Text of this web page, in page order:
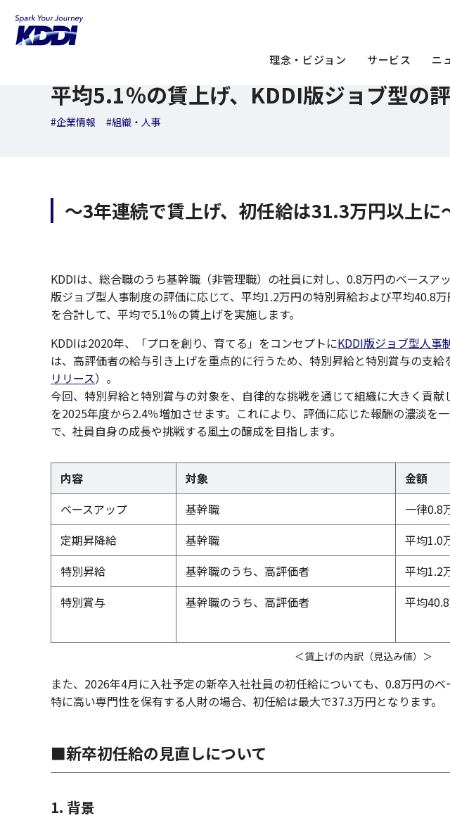
理念・ビジョン サービス ニ
KDDI ニュースルーム
平均5.1％の賃上げ、KDDI版ジョブ型の
#企業情報 #組織・人事
～3年連続で賃上げ、初任給は31.3万円以上に
KDDIは、総合職のうち基幹職（非管理職）の社員に対し、0.8万円のベースア
版ジョブ型人事制度の評価に応じて、平均1.2万円の特別昇給および平均40.8
を合計して、平均で5.1％の賃上げを実施します。
KDDIは2020年、「プロを創り、育てる」をコンセプトにKDDI版ジョブ型人事
は、高評価者の給与引き上げを重点的に行うため、特別昇給と特別賞与の支給
リリース）。
今回、特別昇給と特別賞与の対象を、自律的な挑戦を通じて組織に大きく貢
を2025年度から2.4％増加させます。これにより、評価に応じた報酬の濃淡を
で、社員自身の成長や挑戦する風土の醸成を目指します。
内容 対象 金額
ベースアップ
基幹職 一律0.8
定期昇降給
基幹職 平均1.0
特別昇給
基幹職のうち、高評価者 平均1.2
特別賞与
基幹職のうち、高評価者 平均
＜賃上げの内訳（見込み値）＞
また、2026年4月に入社予定の新卒入社社員の初任給についても、0.8万円のベ
特に高い専門性を保有する人財の場合、初任給は最大で37.3万円となります。
■新卒初任給の見直しについて
1. 背景